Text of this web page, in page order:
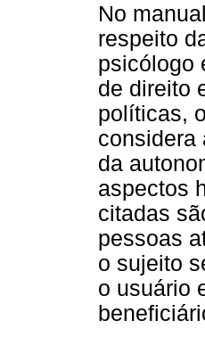
No
respeito
psicólogo
de direito
políticas,
considera
da
aspectos
citadas
pessoas
o sujeito
o usuário